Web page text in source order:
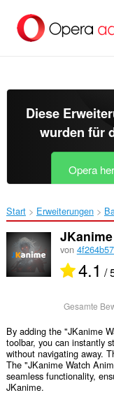
Hauptinhalt
springen
Diese
wurden für
Opera
Start Erweiterungen
von
4.1 /
Gesamte
By adding the "JKanime
toolbar, you can instantly
without navigating away.
The "JKanime Watch
seamless functionality,
JKanime.